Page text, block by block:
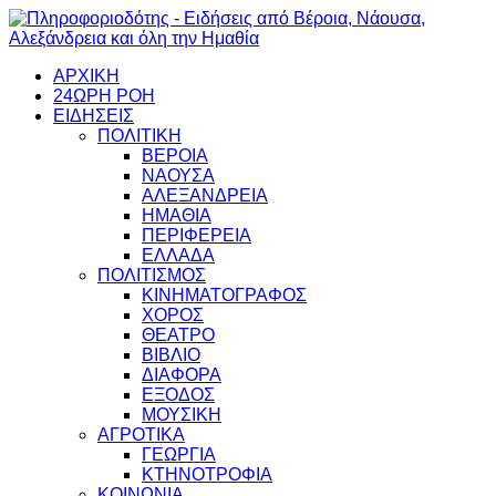
ΑΡΧΙΚΗ
24ΩΡΗ ΡΟΗ
ΕΙΔΗΣΕΙΣ
ΠΟΛΙΤΙΚΗ
ΒΕΡΟΙΑ
ΝΑΟΥΣΑ
ΑΛΕΞΑΝΔΡΕΙΑ
ΗΜΑΘΙΑ
ΠΕΡΙΦΕΡΕΙΑ
ΕΛΛΑΔΑ
ΠΟΛΙΤΙΣΜΟΣ
ΚΙΝΗΜΑΤΟΓΡΑΦΟΣ
ΧΟΡΟΣ
ΘΕΑΤΡΟ
ΒΙΒΛΙΟ
ΔΙΑΦΟΡΑ
ΕΞΟΔΟΣ
ΜΟΥΣΙΚΗ
ΑΓΡΟΤΙΚΑ
ΓΕΩΡΓΙΑ
ΚΤΗΝΟΤΡΟΦΙΑ